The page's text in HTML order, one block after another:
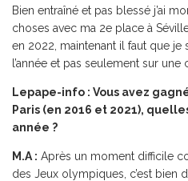
Bien entraîné et pas blessé j’ai
choses avec ma 2e place à
en 2022, maintenant il faut que
l’année et pas seulement sur une
Lepape-info : Vous avez
Paris (en 2016 et 2021),
année ?
M.A : Après un moment difficile
des Jeux olympiques, c’est bien